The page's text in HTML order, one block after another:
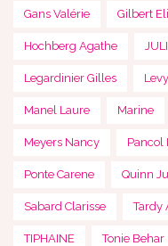
Gans Valérie Gilbert
Hochberg Agathe
Legardinier Gilles
Manel Laure Marine
Meyers Nancy Pancol
Ponte Carene Quinn
Sabard Clarisse Tardy
TIPHAINE Tonie Behar